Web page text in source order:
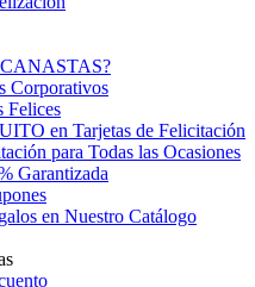
CANASTAS?
Corporativos
Felices
en Tarjetas de Felicitación
para Todas las Ocasiones
Garantizada
en Nuestro Catálogo